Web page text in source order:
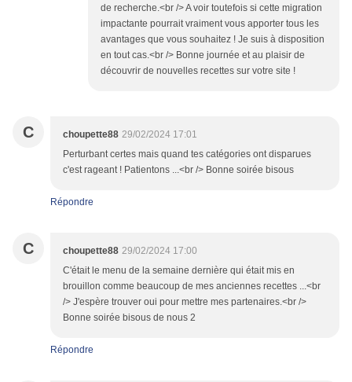
de recherche.<br /> A voir toutefois si cette migration
impactante pourrait vraiment vous apporter tous les
avantages que vous souhaitez ! Je suis à disposition
en tout cas.<br /> Bonne journée et au plaisir de
découvrir de nouvelles recettes sur votre site !
C choupette88 29/02/2024 17:01
Perturbant certes mais quand tes catégories ont disparues
c'est rageant ! Patientons ...<br /> Bonne soirée bisous
Répondre
C choupette88 29/02/2024 17:00
C'était le menu de la semaine dernière qui était mis en
brouillon comme beaucoup de mes anciennes recettes ...<br
/> J'espère trouver oui pour mettre mes partenaires.<br />
Bonne soirée bisous de nous 2
Répondre